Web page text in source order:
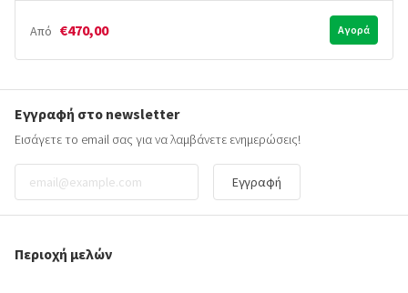
Από €470,00 Αγορά
Εγγραφή στο newsletter
Εισάγετε το email σας για να λαμβάνετε ενημερώσεις!
Εγγραφή
Περιοχή μελών